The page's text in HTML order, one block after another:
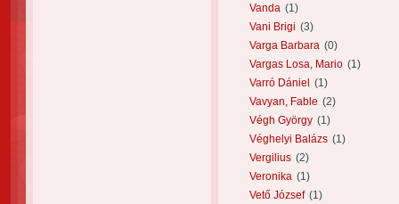
Vanda (1)
Vani Brigi (3)
Varga Barbara (0)
Vargas Losa, Mario (1)
Varró Dániel
(1)
Vavyan, Fable (2)
Végh György (1)
Véghelyi Balázs (1)
Vergilius (2)
Veronika (1)
Vető József (1)